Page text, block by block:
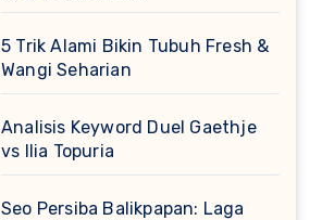
5 Trik Alami Bikin Tubuh Fresh &
Wangi Seharian
Analisis Keyword Duel Gaethje
vs Ilia Topuria
Seo Persiba Balikpapan: Laga